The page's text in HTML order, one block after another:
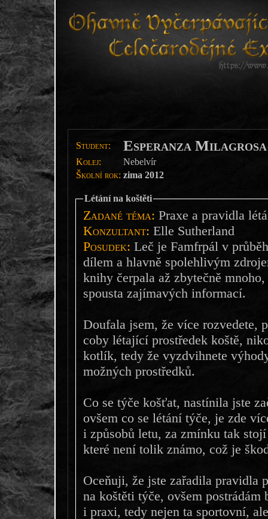
Student: Esperanza Milagrosa
Kolej:
Nebelvír
Školní rok: zima 2012
Létání na koštěti
Zadané téma: Praxe a pravidla
Konzultant: Elle Sutherland
Posudek: Leč je Famfrpál v
dílem a hlavně spolehlivým
knihy čerpala až zbytečně
spousta zajímavých informací.
Doufala jsem, že více rozvedete,
coby létající prostředek koště,
kotlík, tedy že vyzdvihnete
možných prostředků.
Co se týče košťat, nastínila jste
ovšem co se létání týče, je zde
i způsobů letu, za zmínku tak
které není tolik známo, což je
Oceňuji, že jste zařadila pravidla
na koštěti týče, ovšem postrádám
i praxi, tedy nejen ta sportovní,